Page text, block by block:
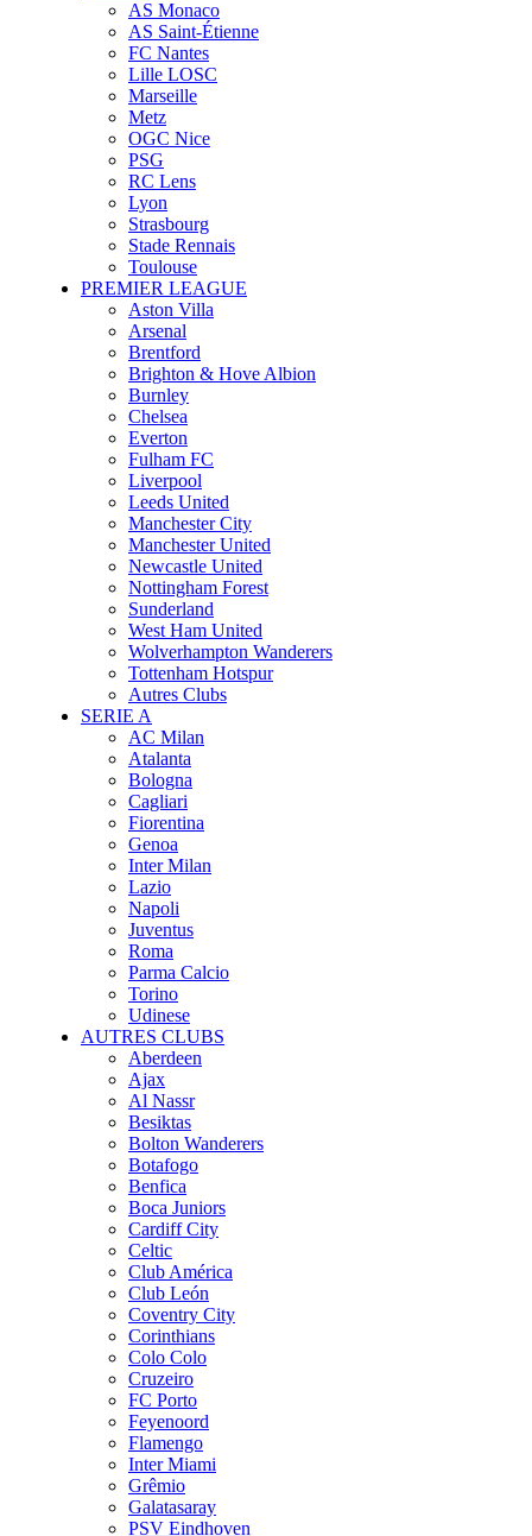
AS Monaco
AS Saint-Étienne
FC Nantes
Lille LOSC
Marseille
Metz
OGC Nice
PSG
RC Lens
Lyon
Strasbourg
Stade Rennais
Toulouse
PREMIER LEAGUE
Aston Villa
Arsenal
Brentford
Brighton & Hove Albion
Burnley
Chelsea
Everton
Fulham FC
Liverpool
Leeds United
Manchester City
Manchester United
Newcastle United
Nottingham Forest
Sunderland
West Ham United
Wolverhampton Wanderers
Tottenham Hotspur
Autres Clubs
SERIE A
AC Milan
Atalanta
Bologna
Cagliari
Fiorentina
Genoa
Inter Milan
Lazio
Napoli
Juventus
Roma
Parma Calcio
Torino
Udinese
AUTRES CLUBS
Aberdeen
Ajax
Al Nassr
Besiktas
Bolton Wanderers
Botafogo
Benfica
Boca Juniors
Cardiff City
Celtic
Club América
Club León
Coventry City
Corinthians
Colo Colo
Cruzeiro
FC Porto
Feyenoord
Flamengo
Inter Miami
Grêmio
Galatasaray
PSV Eindhoven